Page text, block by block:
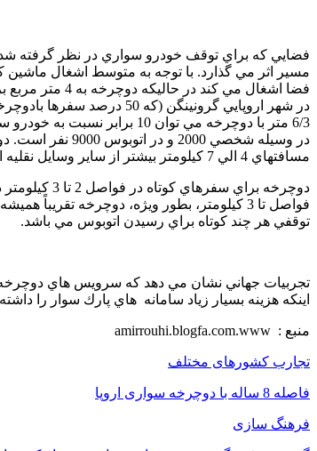
در وسيله
مسافتهاي 4 الي 7 کيلومتر بيشتر از ساير وسايل نقليه است. طبق آمار، براي 1 کيلومتر جابجايي 1 نفر، اتوبوس حدوداً 20 برابر و خودرو تقريباً 40 برابر دوچرخه انرژي مصرف مي كند.
توقفي هر چند كوتاه براي رسيدن اتوبوس مي باشد.
تجربيات جهاني نشان مي دهد كه سرويس هاي دوچرخه
اينكه هزينه بسيار زياد سامانه هاي پارك سوار را
منبع : amirrouhi.blogfa.com.www
تجارب کشورهای مختلف
فاصله 8 ساله با دوچرخه سواری اروپا
فرهنگ سازی